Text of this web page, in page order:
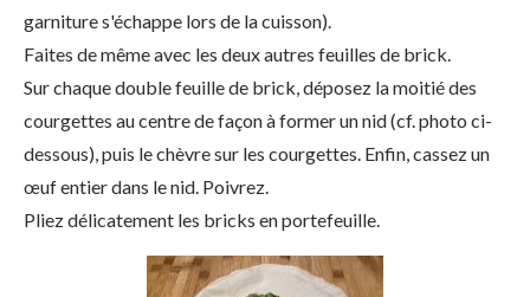
garniture s'échappe lors de la cuisson).
Faites de même avec les deux autres feuilles de brick.
Sur chaque double feuille de brick, déposez la moitié des
courgettes au centre de façon à former un nid (cf. photo ci-
dessous), puis le chèvre sur les courgettes. Enfin, cassez un
œuf entier dans le nid. Poivrez.
Pliez délicatement les bricks en portefeuille.